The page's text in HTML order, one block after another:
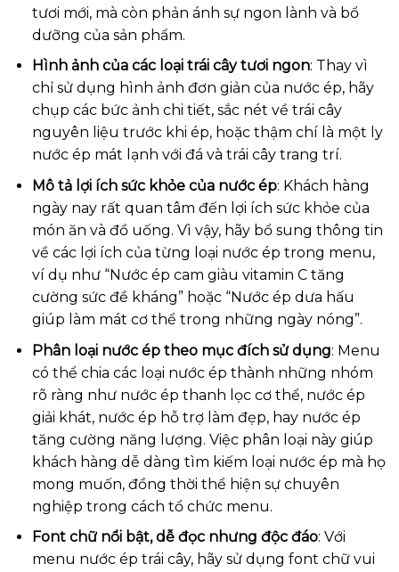
tươi mới, mà còn phản ánh sự ngon lành và bổ
dưỡng của sản phẩm.
Hình ảnh của các loại trái cây tươi ngon: Thay vì
chỉ sử dụng hình ảnh đơn giản của nước ép, hãy
chụp các bức ảnh chi tiết, sắc nét về trái cây
nguyên liệu trước khi ép, hoặc thậm chí là một ly
nước ép mát lạnh với đá và trái cây trang trí.
Mô tả lợi ích sức khỏe của nước ép: Khách hàng
ngày nay rất quan tâm đến lợi ích sức khỏe của
món ăn và đồ uống. Vì vậy, hãy bổ sung thông tin
về các lợi ích của từng loại nước ép trong menu,
ví dụ như “Nước ép cam giàu vitamin C tăng
cường sức đề kháng” hoặc “Nước ép dưa hấu
giúp làm mát cơ thể trong những ngày nóng”.
Phân loại nước ép theo mục đích sử dụng: Menu
có thể chia các loại nước ép thành những nhóm
rõ ràng như nước ép thanh lọc cơ thể, nước ép
giải khát, nước ép hỗ trợ làm đẹp, hay nước ép
tăng cường năng lượng. Việc phân loại này giúp
khách hàng dễ dàng tìm kiếm loại nước ép mà họ
mong muốn, đồng thời thể hiện sự chuyên
nghiệp trong cách tổ chức menu.
Font chữ nổi bật, dễ đọc nhưng độc đáo: Với
menu nước ép trái cây, hãy sử dụng font chữ vui